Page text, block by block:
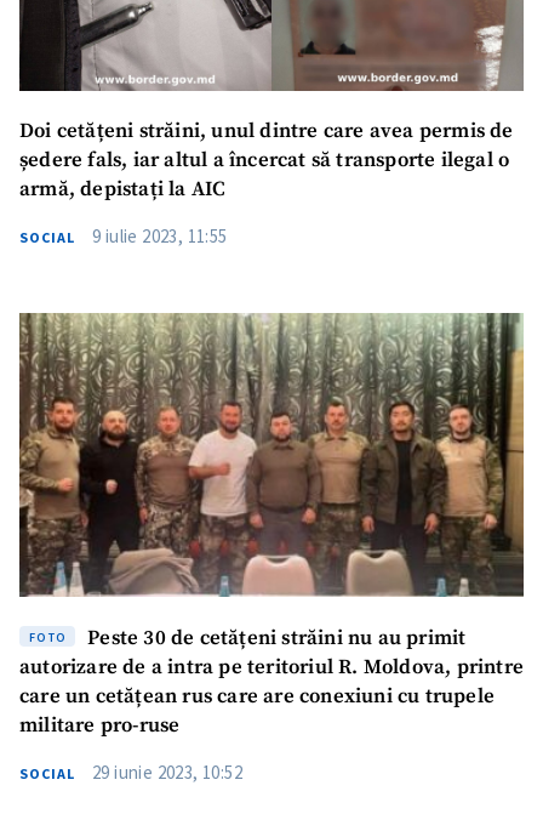
Doi cetățeni străini, unul dintre care avea permis de
ședere fals, iar altul a încercat să transporte ilegal o
armă, depistați la AIC
SOCIAL 9 iulie 2023, 11:55
FOTO
Peste 30 de cetățeni străini nu au primit
autorizare de a intra pe teritoriul R. Moldova, printre
care un cetățean rus care are conexiuni cu trupele
militare pro-ruse
SOCIAL 29 iunie 2023, 10:52